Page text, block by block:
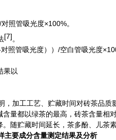
/对照管吸光度×100%。
[7]。
对照管吸光度）） /空白管吸光度×
果以
，加工工艺、贮藏时间对砖茶品
量都以绿茶的最高，砖茶含量相
随贮藏时间延长，茶多酚、儿茶
主要成分含量测定结果及分析